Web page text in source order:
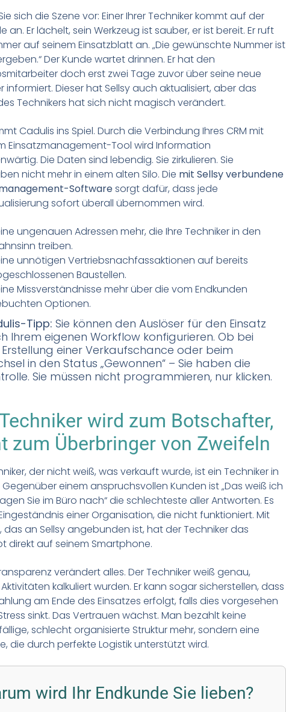
sich die Szene vor: Einer Ihrer Techniker kommt auf der
an. Er lächelt, sein Werkzeug ist sauber, er ist bereit. Er ruft
auf seinem Einsatzblatt an. „Die gewünschte Nummer ist
Der Kunde wartet drinnen. Er hat den
doch erst zwei Tage zuvor über seine neue
informiert. Dieser hat Sellsy auch aktualisiert, aber das
Technikers hat sich nicht magisch verändert.
Cadulis ins Spiel. Durch die Verbindung Ihres CRM mit
Einsatzmanagement-Tool wird Information
Die Daten sind lebendig. Sie zirkulieren. Sie
nicht mehr in einem alten Silo. Die mit Sellsy verbundene
Softwaresorgt dafür, dass jede
sofort überall übernommen wird.
ungenauen Adressen mehr, die Ihre Techniker in den
treiben.
unnötigen Vertriebsnachfassaktionen auf bereits
Baustellen.
Missverständnisse mehr über die vom Endkunden
Optionen.
Tipp: Sie können den Auslöser für den Einsatz
Ihrem eigenen Workflow konfigurieren. Ob bei
einer Verkaufschance oder beim
in den Status „Gewonnen“ – Sie haben die
Sie müssen nicht programmieren, nur klicken.
wird zum Botschafter,
zum Überbringer von Zweifeln
der nicht weiß, was verkauft wurde, ist ein Techniker in
einem anspruchsvollen Kunden ist „Das weiß ich
Sie im Büro nach“ die schlechteste aller Antworten. Es
einer Organisation, die nicht funktioniert. Mit
das an Sellsy angebunden ist, hat der Techniker das
direkt auf seinem Smartphone.
verändert alles. Der Techniker weiß genau,
kalkuliert wurden. Er kann sogar sicherstellen, dass
am Ende des Einsatzes erfolgt, falls dies vorgesehen
sinkt. Das Vertrauen wächst. Man bezahlt keine
schlecht organisierte Struktur mehr, sondern eine
die durch perfekte Logistik unterstützt wird.
wird Ihr Endkunde Sie lieben?